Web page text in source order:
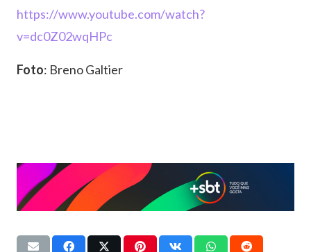
https://www.youtube.com/watch?
v=dc0Z02wqHPc
Foto: Breno Galtier